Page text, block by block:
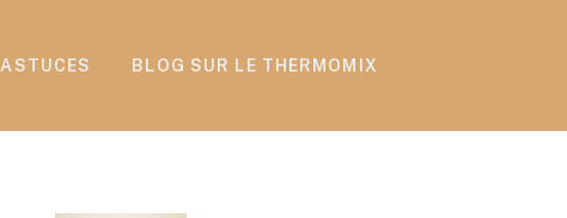
ASTUCES BLOG SUR LE THERMOMIX